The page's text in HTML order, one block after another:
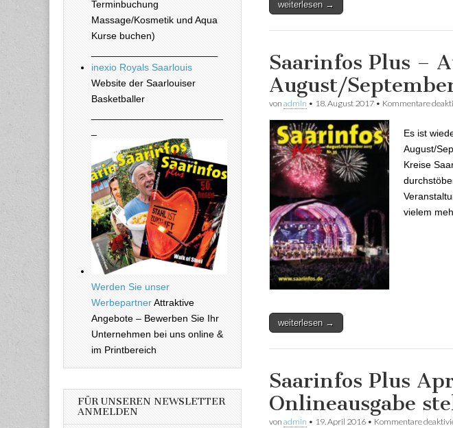
weiterlesen →
Saarinfos Plus –
August/
von admin • 18. August 2017 • Kommentare
Es ist
August/
Kreise
vielem
weiterlesen →
Saarinfos Plus
Onlineausgabe
von admin • 19. April 2016 • Kommentare
Terminbuchung
Massage/Kosmetik und Aqua
Kurse buchen)
inexio Royals Saarlouis
Website der Saarlouiser
Basketballer
Werden Sie unser
WerbepartnerAttraktive
Angebote – Bewerben Sie Ihr
Unternehmen bei uns online &
im Printbereich
FÜR UNSEREN NEWSLETTER
ANMELDEN